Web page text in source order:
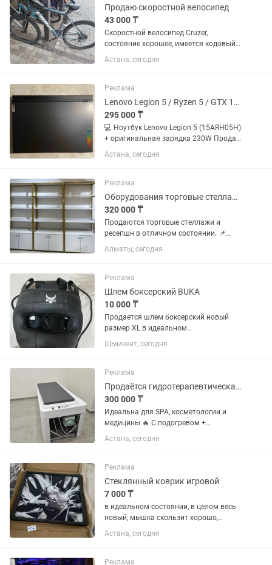
Продаю скоростной велосипед
43 000 ₸
Скоростной велосипед Cruzer,
состояние хорошее, имеется кодовый
замок. Возможен обмен на обычные
велосипеды типа урал, стелс
Астана, сегодня
Реклама
Lenovo Legion 5 / Ryzen 5 / GTX 1660 Ti / 16GB RAM / SSD HDD
295 000 ₸
💻 Ноутбук Lenovo Legion 5 (15ARH05H)
+ оригинальная зарядка 230W Продаю
мощный игровой ноутбук Lenovo Legion
5 в отличном состоянии.
Астана, сегодня
Реклама
Оборудования торговые стеллажи и ресепшн
320 000 ₸
Продаются торговые стеллажи и
ресепшн в отличном состоянии. 📌
Стеллаж №1 4 шт Высота: 2 м• Ширина:
90 см• Глубина: 35 см 📌 Стеллаж №2
Алматы, сегодня
Реклама
Шлем боксерский BUKA
10 000 ₸
Продается шлем боксерский новый
размер XL в идеальном
состоянии.Надежно защищает
голову,нос,скулы, и подбородок
Шымкент, сегодня
Реклама
Продаётся гидротерапевтическая кушетка (Европа)
300 000 ₸
Идеальна для SPA, косметологии и
медицины 🔥 С подогревом +
встроенный душевой шланг 🛁
Используется для: •обертываний
антицеллюлитных) •скраб-процедур
•промывания после...
Астана, сегодня
Реклама
Стеклянный коврик игровой
7 000 ₸
в идеальном состоянии, в целом весь
новый, мышка скользит хорошо,
продаю так как больше по душе ткань
чем стекло, размер вроде 45см на 40
Астана, сегодня
Реклама